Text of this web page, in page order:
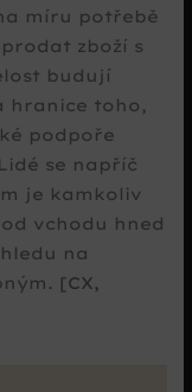
míru potřebě
zboží s
budují
hranice toho,
podpoře
se napříč
je kamkoliv
vchodu hned
na
[CX,